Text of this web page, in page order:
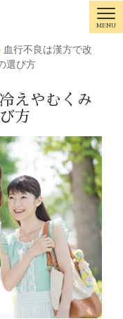
MENU
血行不良は漢方で改
選び方
えやむくみ
方